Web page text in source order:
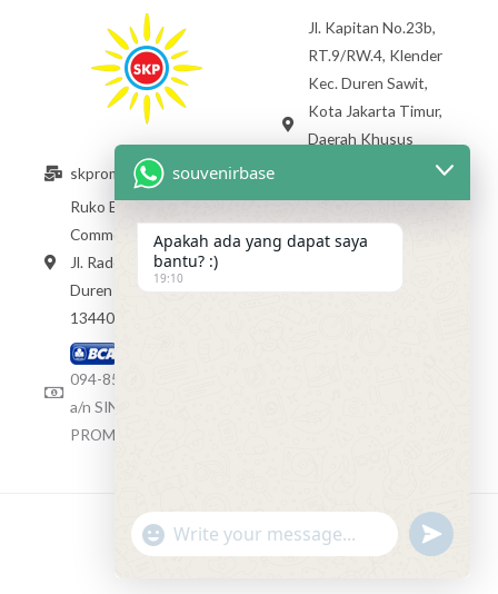
skpromosindo@gmail.com
Ruko Exclusive
Commercial Raden Inten,
Jl. Raden Inten II No.80,
Duren Sawit DKI Jakarta
13440
094-8589403
a/n SINAR KREASI
PROMOSINDO
Jl. Kapitan No.23b,
RT.9/RW.4, Klender
Kec. Duren Sawit,
Kota Jakarta Timur,
Daerah Khusus
4012
Copyright © 2020 souvenirbase
souvenirbase
Apakah ada yang dapat saya
bantu? :)
19:10
"+chaty_settings.lang.emoji_picker+"
WhatsApp
undefined